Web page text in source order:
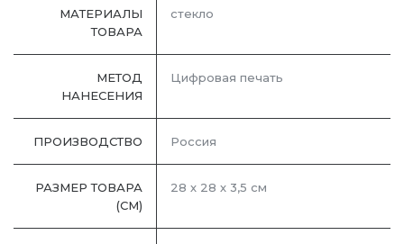
МАТЕРИАЛЫ
ТОВАРА
стекло
МЕТОД
НАНЕСЕНИЯ
Цифровая печать
ПРОИЗВОДСТВО Россия
РАЗМЕР ТОВАРА
(СМ)
28 х 28 х 3,5 см